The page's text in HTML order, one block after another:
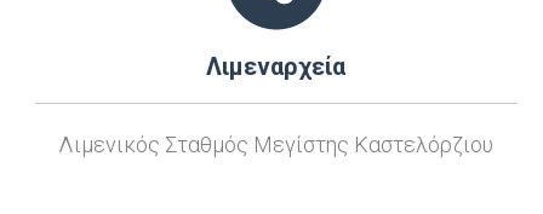
Λιμεναρχεία
Λιμενικός Σταθμός Μεγίστης Καστελόρζιου